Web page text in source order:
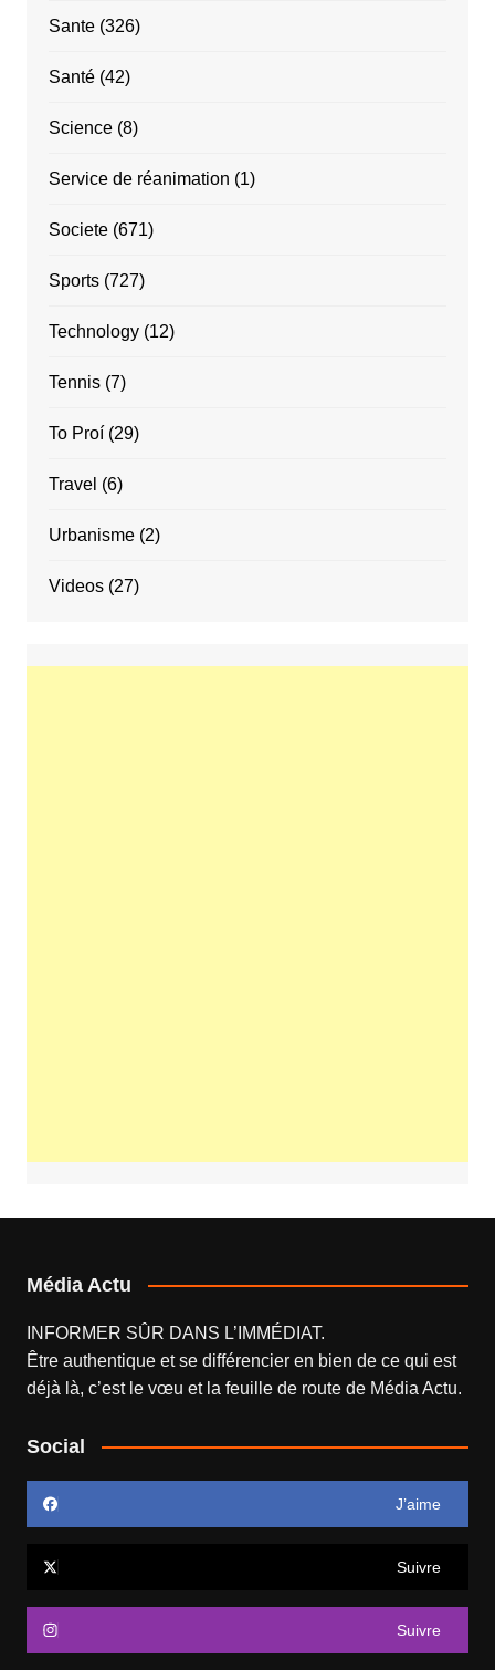
Sante(326)
Santé(42)
Science(8)
Service de réanimation (1)
Societe(671)
Sports(727)
Technology(12)
Tennis(7)
To Proí(29)
Travel (6)
Urbanisme(2)
Videos(27)
Média Actu
INFORMER SÛR DANS L’IMMÉDIAT.
Être authentique et se différencier en bien de ce qui est
déjà là, c’est le vœu et la feuille de route de Média Actu.
Social
J’aime
Suivre
Suivre